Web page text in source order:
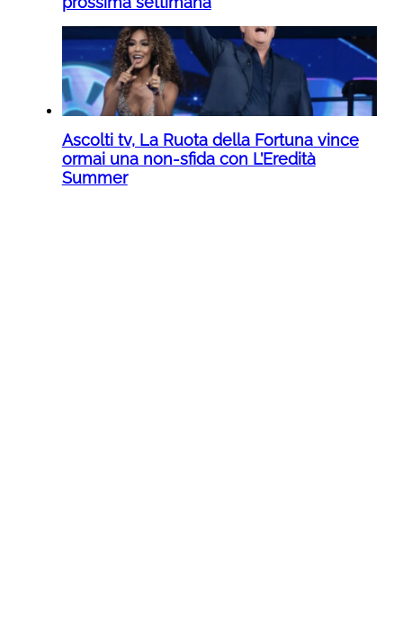
Ascolti tv, La Ruota della Fortuna vince
ormai una non-sfida con L’Eredità
Summer